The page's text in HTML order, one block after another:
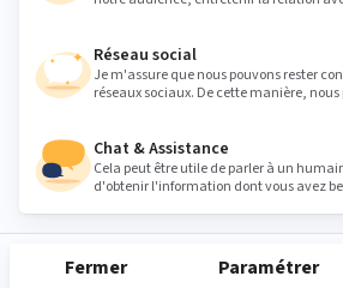
Simplifiez-vous la nuit et